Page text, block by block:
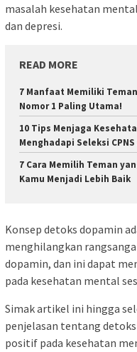
masalah kesehatan
dan depresi.
READ MORE
7 Manfaat Memiliki
Nomor 1 Paling Utama!
10 Tips Menjaga
Menghadapi Seleksi CPNS
7 Cara Memilih Teman
Kamu Menjadi Lebih Baik
Konsep detoks dopamin
menghilangkan
dopamin, dan ini dapat
pada kesehatan mental
Simak artikel ini hingga
penjelasan tentang
positif pada kesehatan